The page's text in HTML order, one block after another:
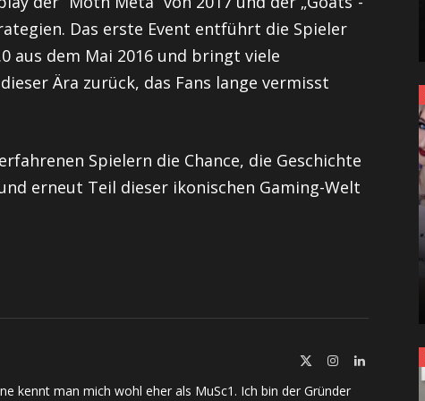
Das erste Event entführt die Spieler
aus dem Mai 2016 und bringt viele
Ära zurück, das Fans lange vermisst
Spielern die Chance, die Geschichte
erneut Teil dieser ikonischen Gaming-Welt
InstagramLinkedIn
kennt man mich wohl eher als MuSc1. Ich bin der Gründer